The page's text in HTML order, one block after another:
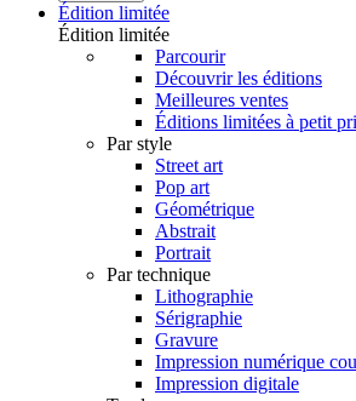
Édition limitée
Édition limitée
Parcourir
Découvrir les éditions
Meilleures ventes
Éditions limitées à petit
Par style
Street art
Pop art
Géométrique
Abstrait
Portrait
Par technique
Lithographie
Sérigraphie
Gravure
Impression numérique
Impression digitale